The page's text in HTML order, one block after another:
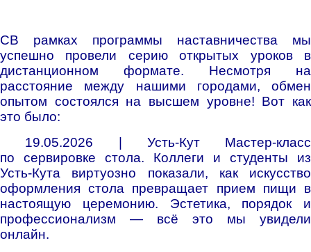
СВ рамках программы наставничества мы
успешно провели серию открытых уроков в
дистанционном формате. Несмотря на
расстояние между нашими городами, обмен
опытом состоялся на высшем уровне! Вот как
это было:
19.05.2026 | Усть-Кут Мастер-класс
по сервировке стола. Коллеги и студенты из
Усть-Кута виртуозно показали, как искусство
оформления стола превращает прием пищи в
настоящую церемонию. Эстетика, порядок и
профессионализм — всё это мы увидели
онлайн.